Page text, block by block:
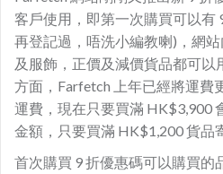
客戶使用，即第一次購買可以有
再登記過，唔洗小編教喇)，網
及服飾，正價及減價貨品都可以
方面，Farfetch 上年已經將運費
運費，現在只要買滿 HK$3,900
金額，只要買滿 HK$1,200 貨品
首次購買 9 折優惠碼可以購買的